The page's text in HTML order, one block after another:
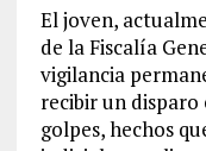
El joven,
de la Fiscalía
vigilancia
recibir un
golpes, hechos